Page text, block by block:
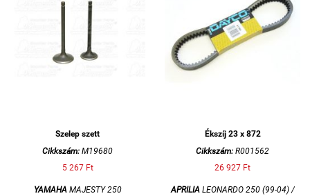
Szelep szett
Cikkszám: M19680
5 267 Ft
YAMAHA MAJESTY 250
Ékszíj 23 x 872
Cikkszám: R001562
26 927 Ft
APRILIA LEONARDO 250 (99-04) /